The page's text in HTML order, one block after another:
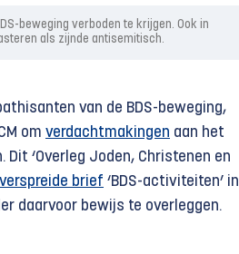
beweging verboden te krijgen. Ook in
als zijnde antisemitisch.
van de BDS-beweging,
om verdachtmakingen aan het
‘Overleg Joden, Christenen en
brief ‘BDS-activiteiten’ in
daarvoor bewijs te overleggen.